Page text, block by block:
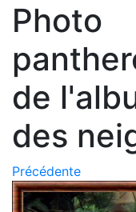
Photo
de
des
Précédente